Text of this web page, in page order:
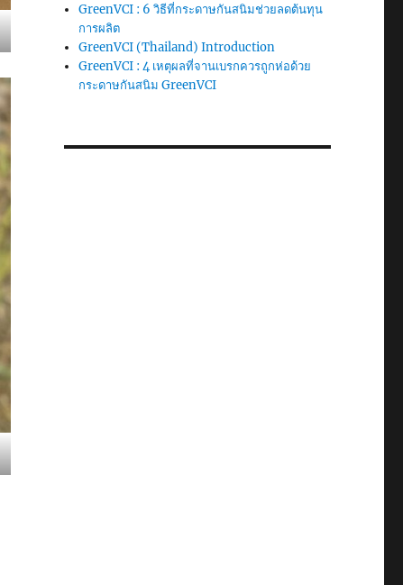
GreenVCI : 6 วิธีที่กระดาษกันสนิมช่วยลดต้นทุน
การผลิต
GreenVCI (Thailand) Introduction
GreenVCI : 4 เหตุผลที่จานเบรกควรถูกห่อด้วย
กระดาษกันสนิม GreenVCI